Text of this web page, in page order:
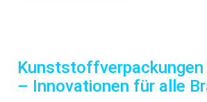
Kunststoffverpackungen
– Innovationen für alle